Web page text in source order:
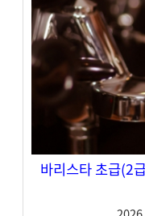
바리스타 초급(2